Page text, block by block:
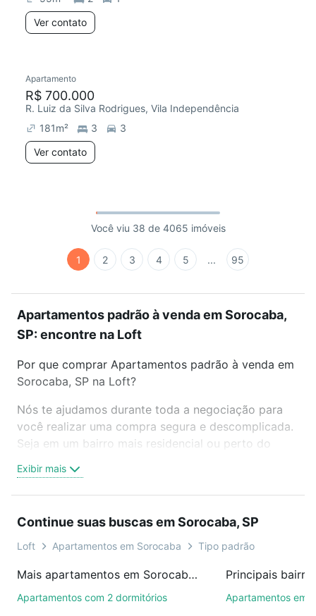
Ver contato
Apartamento
R$ 700.000
R. Luiz da Silva Rodrigues, Vila Independência
181m² 3
3
Ver contato
Você viu 38 de 4065 imóveis
1 2 3 4 5 ... 95
Apartamentos padrão à venda em Sorocaba,
SP: encontre na Loft
Por que comprar Apartamentos padrão à venda em
Sorocaba, SP na Loft?
Nós te ajudamos durante toda a negociação para
você realizar uma compra segura e descomplicada.
Seja em um bairro mais residencial ou perto do
oferta ideal de Apartamentos padrão à venda em
Sorocaba, SP para conquistar seu sonho. Agende
sem compromisso e você ainda conta com mais de
46 mil corretores e imobiliárias te ajudando na
Como escolher um imóvel?
Exibir mais
Continue suas buscas em Sorocaba, SP
Loft Apartamentos em Sorocaba Tipo padrão
Mais apartamentos em Sorocaba, SP
Apartamentos com 2 dormitórios
Apartamentos em